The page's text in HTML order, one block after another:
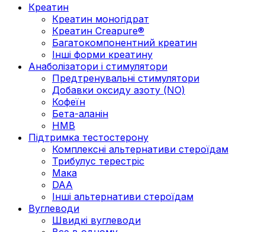
Креатин
Креатин моногідрат
Креатин Creapure®
Багатокомпонентний креатин
Інші форми креатину
Анаболізатори і стимулятори
Предтренувальні стимулятори
Добавки оксиду азоту (NO)
Кофеїн
Бета-аланін
HMB
Підтримка тестостерону
Комплексні альтернативи стероїдам
Трибулус терестріс
Мака
DAA
Інші альтернативи стероїдам
Вуглеводи
Швидкі вуглеводи